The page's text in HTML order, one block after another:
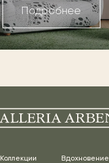
Подробнее
Коллекции Вдохновение